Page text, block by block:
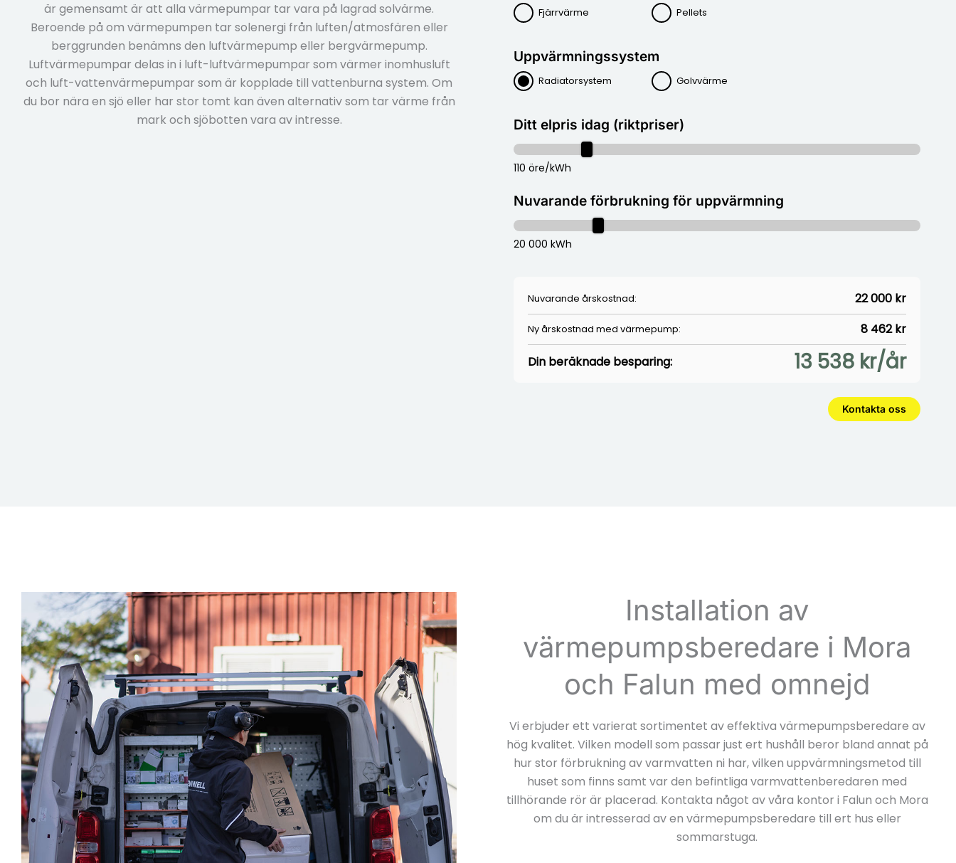
är gemensamt är att alla värmepumpar tar vara på lagrad solvärme.
Beroende på om värmepumpen tar solenergi från luften/atmosfären eller
berggrunden benämns den luftvärmepump eller bergvärmepump.
Luftvärmepumpar delas in i luft-luftvärmepumpar som värmer inomhusluft
och luft-vattenvärmepumpar som är kopplade till vattenburna system. Om
du bor nära en sjö eller har stor tomt kan även alternativ som tar värme från
mark och sjöbotten vara av intresse.
Fjärrvärme Pellets
Uppvärmningssystem
Radiatorsystem Golvvärme
Ditt elpris idag (riktpriser)
110 öre/kWh
Nuvarande förbrukning för uppvärmning
20 000 kWh
Nuvarande årskostnad: 22 000 kr
Ny årskostnad med värmepump:
8 462 kr
Din beräknade besparing:
13 538 kr/år
Kontakta oss
Installation av
värmepumpsberedare i Mora
och Falun med omnejd
Vi erbjuder ett varierat sortimentet av effektiva värmepumpsberedare av
hög kvalitet. Vilken modell som passar just ert hushåll beror bland annat på
hur stor förbrukning av varmvatten ni har, vilken uppvärmningsmetod till
huset som finns samt var den befintliga varmvattenberedaren med
tillhörande rör är placerad. Kontakta något av våra kontor i Falun och Mora
om du är intresserad av en värmepumpsberedare till ert hus eller
sommarstuga.